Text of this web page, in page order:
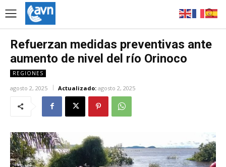
Refuerzan medidas preventivas ante
aumento de nivel del río Orinoco
REGIONES
agosto 2, 2025 Actualizado: agosto 2, 2025